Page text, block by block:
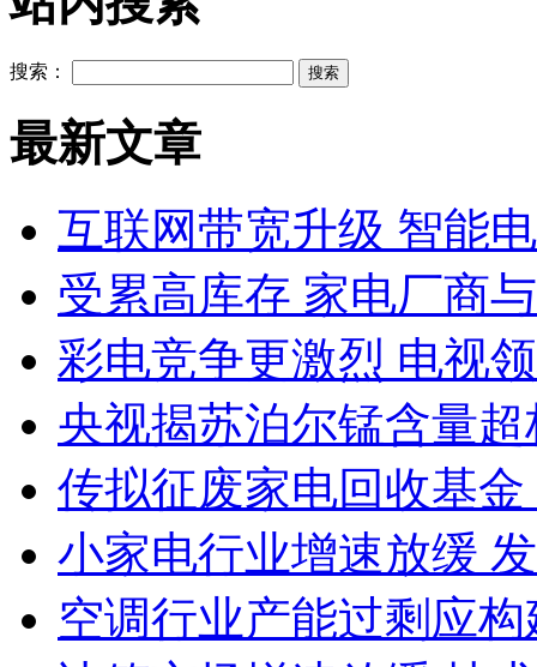
搜索：
最新文章
互联网带宽升级 智能
受累高库存 家电厂商
彩电竞争更激烈 电视
央视揭苏泊尔锰含量
传拟征废家电回收基金
小家电行业增速放缓
空调行业产能过剩应